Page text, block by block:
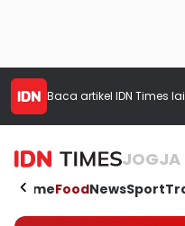
Baca artikel IDN Times
JOGJA
HomeFoodNewsSport